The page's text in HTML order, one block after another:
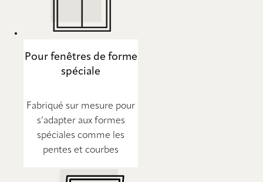
Pour fenêtres de forme
spéciale
Fabriqué sur mesure pour
s’adapter aux formes
spéciales comme les
pentes et courbes